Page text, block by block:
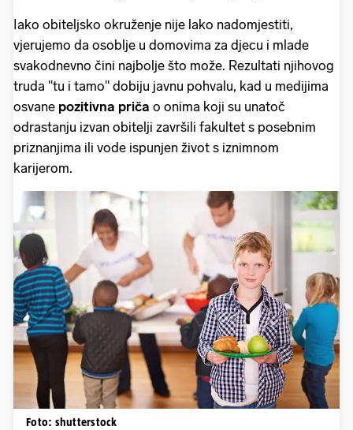
Iako obiteljsko okruženje nije lako nadomjestiti,
vjerujemo da osoblje u domovima za djecu i mlade
svakodnevno čini najbolje što može. Rezultati njihovog
truda "tu i tamo" dobiju javnu pohvalu, kad u medijima
osvane pozitivna priča o onima koji su unatoč
odrastanju izvan obitelji završili fakultet s posebnim
priznanjima ili vode ispunjen život s iznimnom
karijerom.
Foto: shutterstock